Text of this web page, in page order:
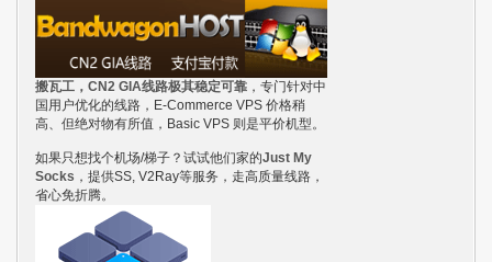
搬瓦工，CN2 GIA线路极其稳定可靠 ，专门针对中
国用户优化的线路，E-Commerce VPS 价格稍
高、但绝对物有所值，Basic VPS 则是平价机型。
如果只想找个机场/梯子？试试他们家的Just My
Socks ，提供SS, V2Ray等服务，走高质量线路，
省心免折腾。